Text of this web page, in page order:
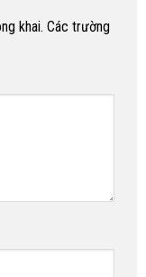
khai. Các trường